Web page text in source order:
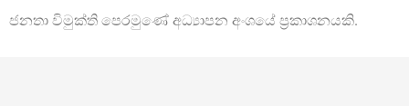
ජනතා විමුක්ති පෙරමුණේ අධ්‍යාපන අංශයේ ප්‍රකාශනයකි.